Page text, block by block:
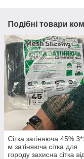
Подібні товари
Сітка затіняюча 45%
м затіняюча сітка для
городу захисна сітка від